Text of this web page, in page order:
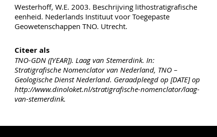
Westerhoff, W.E. 2003. Beschrijving lithostratigrafische
eenheid. Nederlands Instituut voor Toegepaste
Geowetenschappen TNO. Utrecht.
Citeer als
TNO-GDN ([YEAR]). Laag van Stemerdink. In:
Stratigrafische Nomenclator van Nederland, TNO –
Geologische Dienst Nederland. Geraadpleegd op [DATE] op
http://www.dinoloket.nl/stratigrafische-nomenclator/laag-
van-stemerdink.